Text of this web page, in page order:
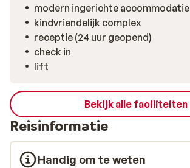
modern ingerichte accommodatie
kindvriendelijk complex
receptie (24 uur geopend)
check in
lift
Bekijk alle faciliteiten
Reisinformatie
Handig om te weten